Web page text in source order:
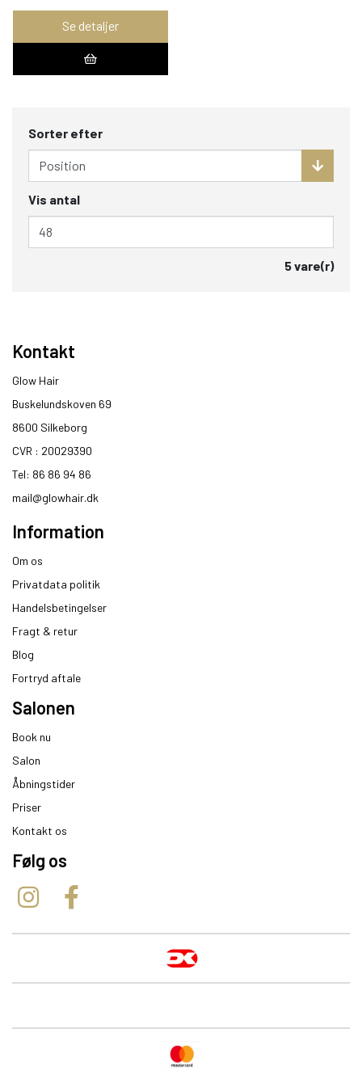
Se detaljer
Sorter efter
Vis antal
5 vare(r)
Kontakt
Glow Hair
Buskelundskoven 69
8600 Silkeborg​
CVR : 20029390​
Tel: 86 86 94 86
mail@glowhair.dk
Information
Om os
Privatdata politik
Handelsbetingelser
Fragt & retur
Blog
Fortryd aftale
Salonen
Book nu
Salon
Åbningstider
Priser
Kontakt os
Følg os